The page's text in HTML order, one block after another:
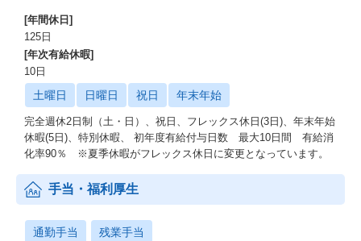
[年間休日]
125日
[年次有給休暇]
10日
土曜日 日曜日 祝日 年末年始
完全週休2日制（土・日）、祝日、フレックス休日(3日)、年末年始
休暇(5日)、特別休暇、 初年度有給付与日数 最大10日間 有給消
化率90％ ※夏季休暇がフレックス休日に変更となっています。
手当・福利厚生
通勤手当 残業手当